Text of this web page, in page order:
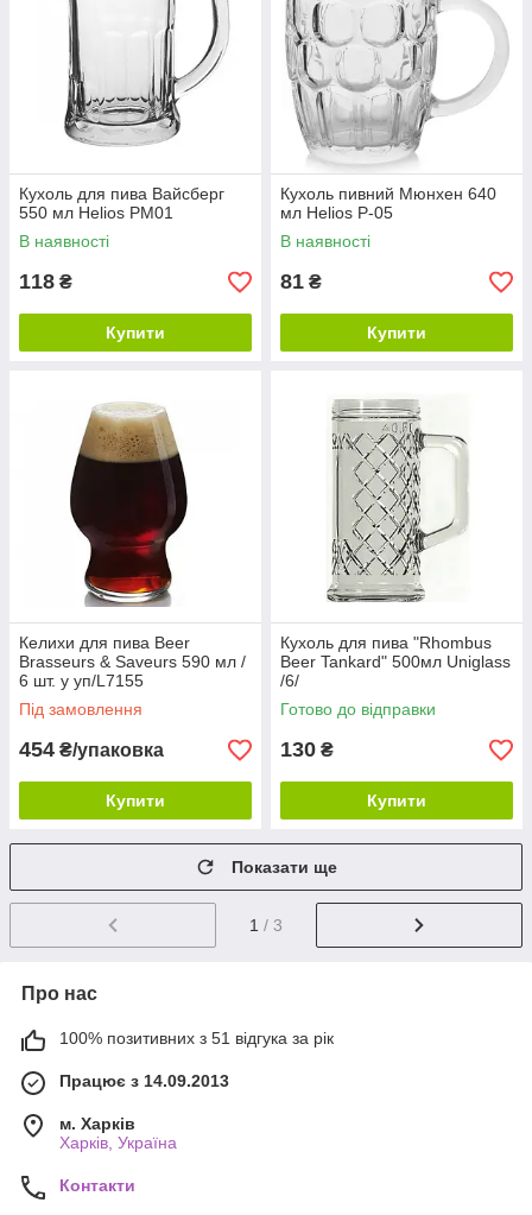
Кухоль для пива Вайсберг
550 мл Helios PM01
В наявності
118 ₴
Купити
Кухоль пивний Мюнхен 640
мл Helios Р-05
В наявності
81 ₴
Купити
Келихи для пива Beer
Brasseurs & Saveurs 590 мл /
6 шт. у уп/L7155
Під замовлення
454 ₴/упаковка
Купити
Кухоль для пива "Rhombus
Beer Tankard" 500мл Uniglass
/6/
Готово до відправки
130 ₴
Купити
Показати ще
1 / 3
Про нас
100% позитивних з 51 відгука за рік
Працює з 14.09.2013
м. Харків
Харків, Україна
Контакти